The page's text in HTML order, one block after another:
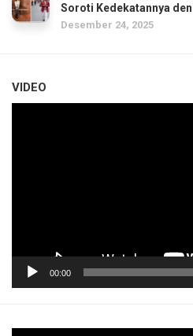
Soroti Kedekatannya
Desember 24, 2025
VIDEO
00:00